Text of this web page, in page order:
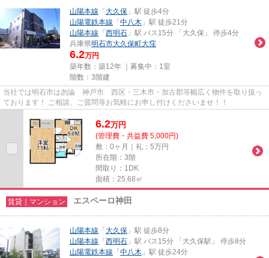
山陽本線 「 大久保 」駅 徒歩4分
山陽電鉄本線 「 中八木 」駅 徒歩21分
山陽本線 「 西明石 」駅 バス15分 「大久保」 停歩4分
兵庫県明石市大久保町大窪
6.2万円
築年数：築12年 ｜募集中： 1室
階数：3階建
当社では明石市は勿論 神戸市 西区・三木市・加古郡等幅広く物件を取り扱っ
ております！ ご相談、ご質問等お気軽にお申し付けくださいませ！！
6.2万円
(管理費・共益費 5,000円)
敷：0ヶ月｜礼：5万円
所在階：3階
間取り：1DK
面積：25.68㎡
賃貸｜マンション エスペーロ神田
山陽本線 「 大久保 」駅 徒歩8分
山陽本線 「 西明石 」駅 バス15分 「大久保駅」 停歩8分
山陽電鉄本線 「 中八木 」駅 徒歩24分